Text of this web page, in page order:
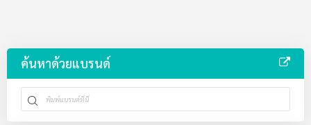
ค้นหาด้วยแบรนด์